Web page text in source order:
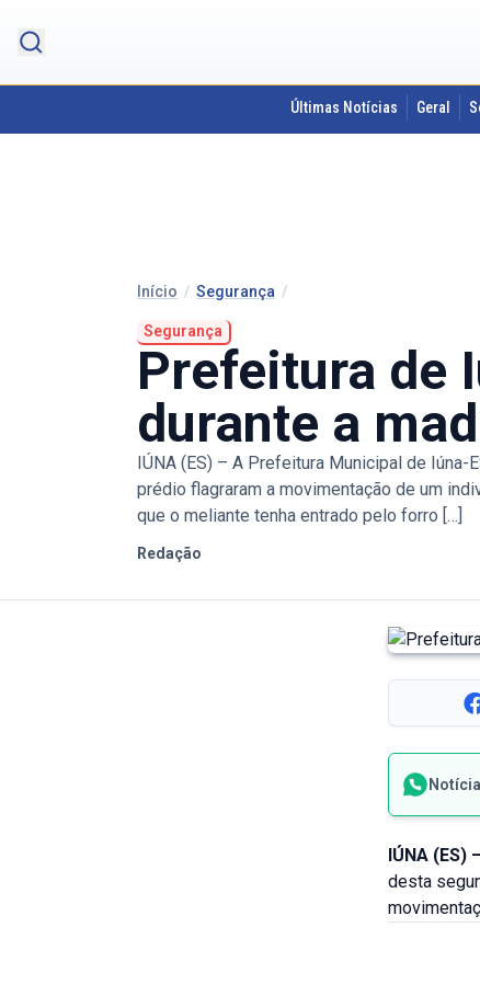
Últimas Notícias Geral
Início /Segurança /
Segurança
Prefeitura de
durante a
IÚNA (ES) – A Prefeitura Municipal de
prédio flagraram a movimentação de um
que o meliante tenha entrado pelo forro […]
Redação
IÚNA (ES) –
desta